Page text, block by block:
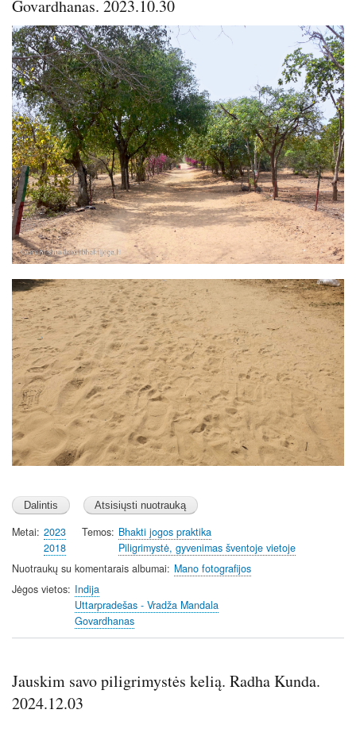
Govardhanas. 2023.10.30
Image
Image
Metai 2023
2018
Temos Bhakti jogos praktika
Piligrimystė, gyvenimas šventoje vietoje
Nuotraukų su komentarais albumai
Mano fotografijos
Jėgos vietos Indija
Uttarpradešas - Vradža Mandala
Govardhanas
Jauskim savo piligrimystės kelią. Radha Kunda.
2024.12.03